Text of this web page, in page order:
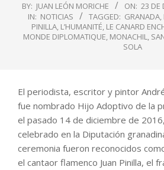
BY: JUAN LEÓN MORICHE ON: 23 DE
IN: NOTICIAS TAGGED: GRANADA,
PINILLA, L’HUMANITÉ, LE CANARD
MONDE DIPLOMATIQUE, MONACHIL,
SOLA
El periodista, escritor y pintor
fue nombrado Hijo Adoptivo de la
el pasado 14 de diciembre de
celebrado en la Diputación
ceremonia fueron reconocidos
el cantaor flamenco Juan Pinilla, el